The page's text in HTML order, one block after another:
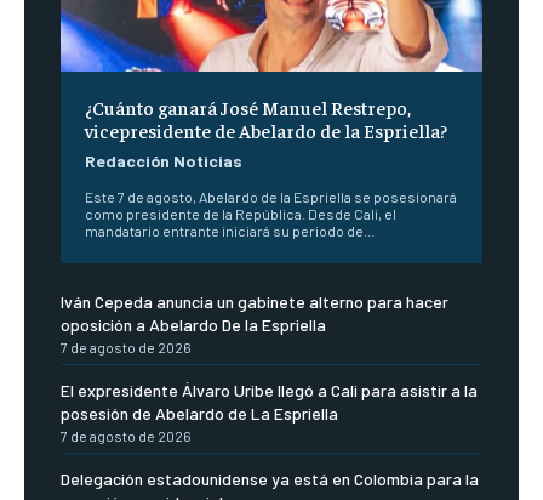
¿Cuánto ganará José Manuel Restrepo,
vicepresidente de Abelardo de la Espriella?
Redacción Noticias
Este 7 de agosto, Abelardo de la Espriella se posesionará
como presidente de la República. Desde Cali, el
mandatario entrante iniciará su periodo de...
Iván Cepeda anuncia un gabinete alterno para hacer
oposición a Abelardo De la Espriella
7 de agosto de 2026
El expresidente Álvaro Uribe llegó a Cali para asistir a la
posesión de Abelardo de La Espriella
7 de agosto de 2026
Delegación estadounidense ya está en Colombia para la